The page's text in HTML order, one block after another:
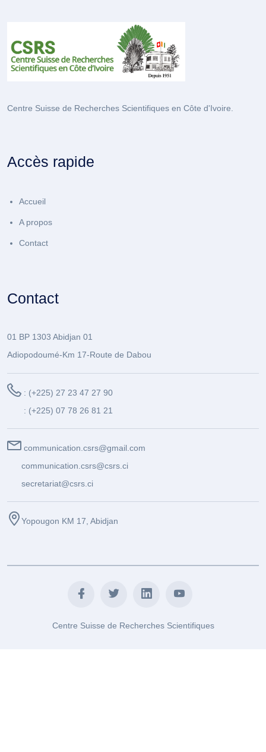
Centre Suisse de Recherches Scientifiques en Côte d'Ivoire.
Accès rapide
Accueil
A propos
Contact
Contact
01 BP 1303 Abidjan 01
Adiopodoumé-Km 17-Route de Dabou
: (+225) 27 23 47 27 90
: (+225) 07 78 26 81 21
communication.csrs@gmail.com
communication.csrs@csrs.ci
secretariat@csrs.ci
Yopougon KM 17, Abidjan
Centre Suisse de Recherches Scientifiques